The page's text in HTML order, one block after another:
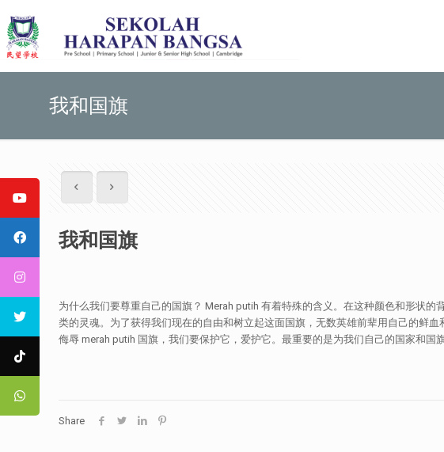
我和国旗
我和国旗
为什么我们要尊重自己的国旗？ Merah putih 有着特殊的含义。在这种颜色和形状
类的灵魂。为了获得我们现在的自由和树立起这面国旗，无数英雄前辈用自己的鲜
侮辱 merah putih 国旗，我们要保护它，爱护它。最重要的是为我们自己的国家和国
Share